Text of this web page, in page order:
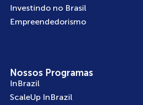
Investindo no Brasil
Empreendedorismo
Nossos Programas
InBrazil
ScaleUp InBrazil